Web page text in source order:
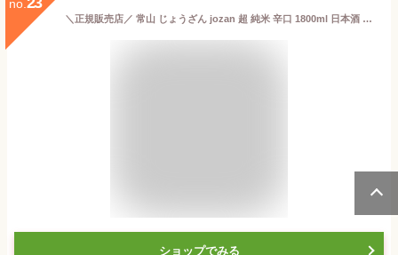
no.
＼正規販売店／ 常山 じょうざん jozan 超 純米 辛口 1800ml 日本酒 お酒 酒 SAKE 福井県 常山酒造 美好屋酒店 有名 人気 飲みやすい ギフト プレゼント お祝い 贈り物 誕生日 退職祝い 結婚祝い 還暦祝い 内祝い 手土産
ショップでみる